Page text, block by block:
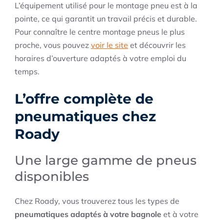
L’équipement utilisé pour le montage pneu est à la
pointe, ce qui garantit un travail précis et durable.
Pour connaître le centre montage pneus le plus
proche, vous pouvez voir le site et découvrir les
horaires d’ouverture adaptés à votre emploi du
temps.
L’offre complète de
pneumatiques chez
Roady
Une large gamme de pneus
disponibles
Chez Roady, vous trouverez tous les types de
pneumatiques adaptés à votre bagnole et à votre